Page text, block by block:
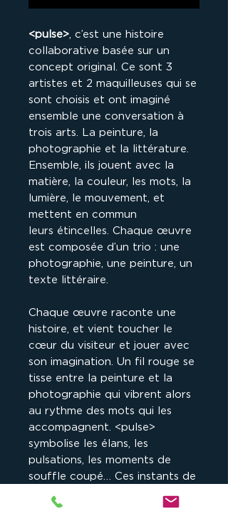
<pulse> , c’est une histoire
collaborative basée sur un
concept original. Ce sont 3
artistes et 2 maquilleuses qui se
sont choisis et ont imaginé
ensemble une conversation à
trois arts. La peinture, la
photographie et la littérature.
Ensemble, ils jouent avec la
matière, la couleur, les mots, la
lumière, le mouvement, et
mettent en commun
leurs étincelles. Chaque œuvre
est composée d’un trio : une
photographie, une peinture, un
texte littéraire.
Chaque œuvre raconte une
histoire, et vient toucher le
cœur du visiteur et jouer avec
son imagination. Un fil rouge se
tisse entre la peinture et la
photographie qui vibrent alors
au rythme des mots qui les
accompagnent. <pulse>
symbolise les élans, les
pulsations, les moments de
souffle coupé… Ces instants de
rêverie, de jeux, qui font battre